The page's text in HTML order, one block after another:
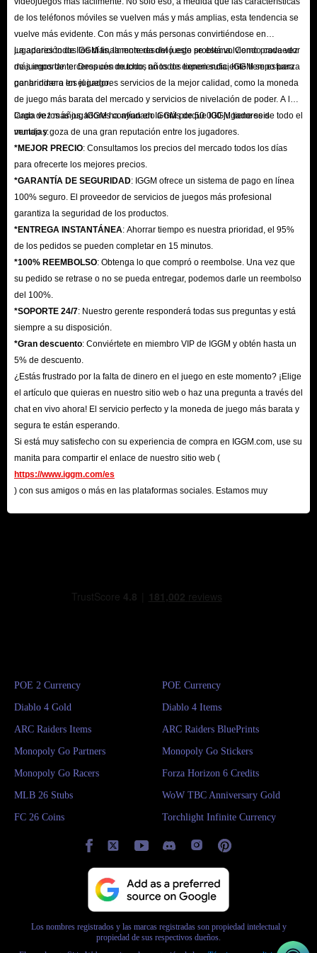
de los teléfonos móviles se vuelven más y más amplias, esta tendencia se
vuelve más evidente. Con más y más personas convirtiéndose en
jugadores todos los días, la moneda del juego se está volviendo cada vez
más importante. Después de todo, no todos tienen suficiente tiempo para
ganar dinero en el juego.
La aparición de IGGM finalmente resolvió este problema. Como proveedor
de juegos de terceros con muchos años de experiencia, IGGM se esfuerza
por brindar a los jugadores servicios de la mejor calidad, como la moneda
de juego más barata del mercado y servicios de nivelación de poder. A lo
largo de los años, IGGM ha ayudado a más de 50 000 jugadores de todo el
mundo y goza de una gran reputación entre los jugadores.
Cada vez más jugadores confían en IGGM porque IGGM tiene seis
ventajas:
*MEJOR PRECIO: Consultamos los precios del mercado todos los días
para ofrecerte los mejores precios.
*GARANTÍA DE SEGURIDAD: IGGM ofrece un sistema de pago en línea
100% seguro. El proveedor de servicios de juegos más profesional
garantiza la seguridad de los productos.
*ENTREGA INSTANTÁNEA: Ahorrar tiempo es nuestra prioridad, el 95%
de los pedidos se pueden completar en 15 minutos.
*100% REEMBOLSO: Obtenga lo que compró o reembolse. Una vez que
su pedido se retrase o no se pueda entregar, podemos darle un reembolso
del 100%.
*SOPORTE 24/7: Nuestro gerente responderá todas sus preguntas y está
siempre a su disposición.
*Gran descuento: Conviértete en miembro VIP de IGGM y obtén hasta un
5% de descuento.
¿Estás frustrado por la falta de dinero en el juego en este momento? ¡Elige
el artículo que quieras en nuestro sitio web o haz una pregunta a través del
chat en vivo ahora! El servicio perfecto y la moneda de juego más barata y
segura te están esperando.
Si está muy satisfecho con su experiencia de compra en IGGM.com, use su
manita para compartir el enlace de nuestro sitio web (
https://www.iggm.com/es
) con sus amigos o más en las plataformas sociales. Estamos muy
POE 2 Currency POE Currency
Diablo 4 Gold Diablo 4 Items
ARC Raiders Items ARC Raiders BluePrints
Monopoly Go Partners Monopoly Go Stickers
Monopoly Go Racers Forza Horizon 6 Credits
MLB 26 Stubs WoW TBC Anniversary Gold
FC 26 Coins Torchlight Infinite Currency
Los nombres registrados y las marcas registradas son propiedad intelectual y
propiedad de sus respectivos dueños.